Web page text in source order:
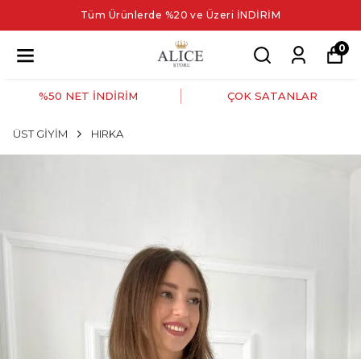
Tüm Ürünlerde %20 ve Üzeri İNDİRİM
0
%50 NET İNDİRİM ÇOK SATANLAR
ÜST GİYİM HIRKA